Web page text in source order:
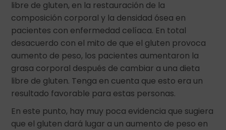
libre de gluten, en la restauración de la
composición corporal y la densidad ósea en
pacientes con enfermedad celíaca. En total
desacuerdo con el mito de que el gluten provoca
aumento de peso, los pacientes aumentaron la
grasa corporal después de cambiar a una dieta
libre de gluten. Tenga en cuenta que esto era un
resultado favorable para estas personas.
En este punto, hay muy poca evidencia que sugiera
que el gluten dará lugar a un aumento de peso en